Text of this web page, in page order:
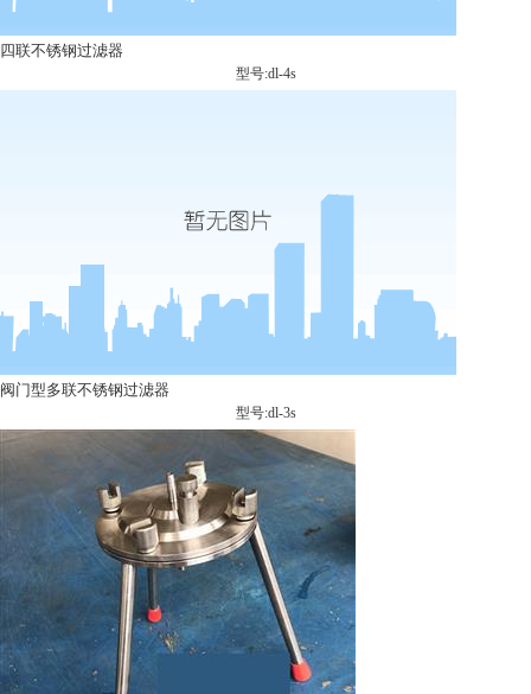
四联不锈钢过滤器
型号:dl-4s
阀门型多联不锈钢过滤器
型号:dl-3s